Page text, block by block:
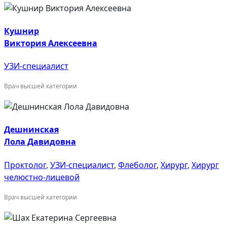
Кушнир
Виктория Алексеевна
УЗИ-специалист
Врач высшей категории
Дешнинская
Лола Давидовна
Проктолог, УЗИ-специалист, Флеболог, Хирург, Хирург
челюстно-лицевой
Врач высшей категории